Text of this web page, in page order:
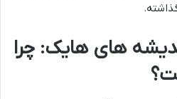
های هایک: چرا